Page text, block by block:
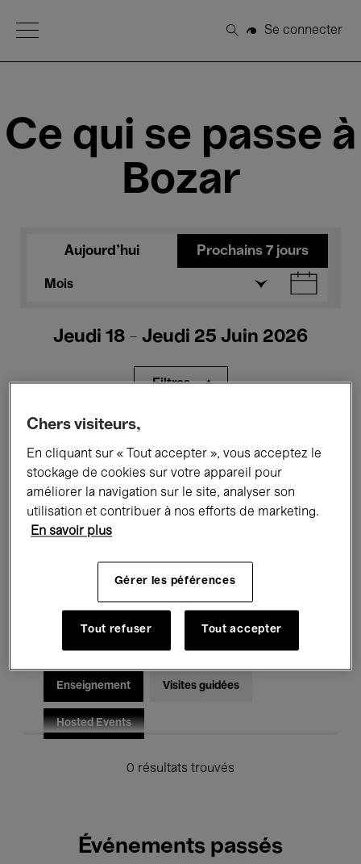
Open Menu
Rechercher
Se connecter
Ce qui se passe à
Bozar
Aujourd'hui Prochains 7 jours
Mois
Jeudi 18 - Jeudi 25 Juin 2026
Filtres
Expositions Films Performances
Rencontres & Débats Jazz
Musique électronique
Pour tous Kids’ Palace
Enseignement Visites guidées
Hosted Events
0 résultats trouvés
Événements passés
Chers visiteurs,
En cliquant sur « Tout accepter », vous acceptez le
stockage de cookies sur votre appareil pour
améliorer la navigation sur le site, analyser son
utilisation et contribuer à nos efforts de marketing.
En savoir plus
Gérer les péférences
Tout refuser Tout accepter